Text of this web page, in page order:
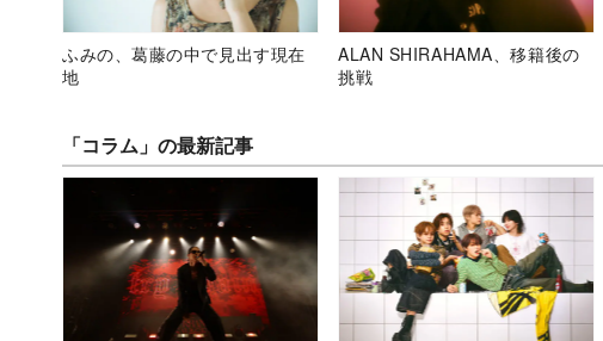
ふみの、葛藤の中で見出す現在
地
ALAN SHIRAHAMA、移籍後の
挑戦
「コラム」の最新記事